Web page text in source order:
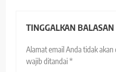
TINGGALKAN BALASAN
Alamat email Anda tidak
wajib ditandai*